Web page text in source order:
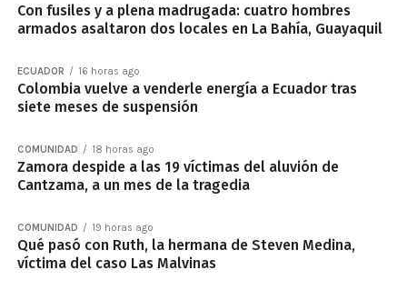
Con fusiles y a plena madrugada: cuatro hombres
armados asaltaron dos locales en La Bahía, Guayaquil
ECUADOR 16 horas ago
Colombia vuelve a venderle energía a Ecuador tras
siete meses de suspensión
COMUNIDAD 18 horas ago
Zamora despide a las 19 víctimas del aluvión de
Cantzama, a un mes de la tragedia
COMUNIDAD 19 horas ago
Qué pasó con Ruth, la hermana de Steven Medina,
víctima del caso Las Malvinas